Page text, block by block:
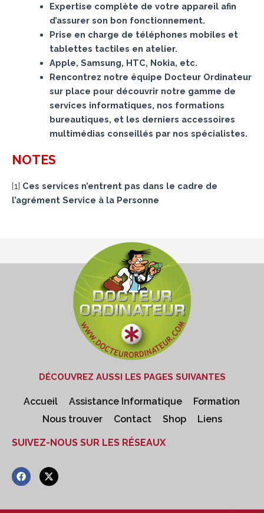
Expertise complète de votre appareil afin
d’assurer son bon fonctionnement.
Prise en charge de téléphones mobiles et
tablettes tactiles en atelier.
Apple, Samsung, HTC, Nokia, etc.
Rencontrez notre équipe Docteur Ordinateur
sur place pour découvrir notre gamme de
services informatiques, nos formations
bureautiques, et les derniers accessoires
multimédias conseillés par nos spécialistes.
NOTES
[1] Ces services n’entrent pas dans le cadre de
l’agrément Service à la Personne
DÉCOUVREZ AUSSI LES PAGES SUIVANTES
Accueil Assistance Informatique
Formation
Nous trouver
Contact Shop Liens
SUIVEZ-NOUS SUR LES RÉSEAUX
F
a
b
X
-
i